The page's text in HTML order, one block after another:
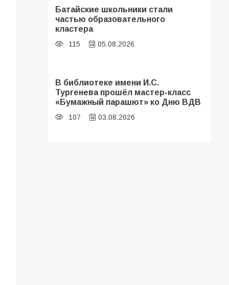
Батайские школьники стали
частью образовательного
кластера
115 05.08.2026
В библиотеке имени И.С.
Тургенева прошёл мастер-класс
«Бумажный парашют» ко Дню ВДВ
107 03.08.2026